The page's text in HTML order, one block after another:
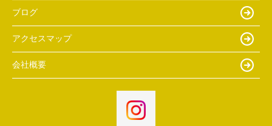
ブログ
アクセスマップ
会社概要